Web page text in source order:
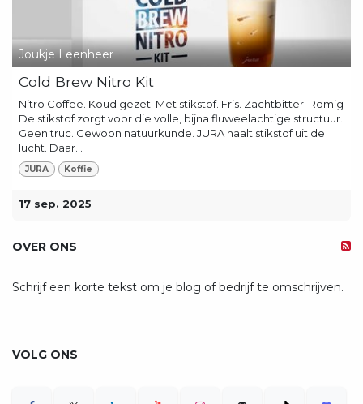
Joukje Leenheer
Cold Brew Nitro Kit
Nitro Coffee. Koud gezet. Met stikstof. Fris. Zachtbitter. Romig
De stikstof zorgt voor die volle, bijna fluweelachtige structuur.
Geen truc. Gewoon natuurkunde. JURA haalt stikstof uit de
lucht. Daar...
JURA Koffie
17 sep. 2025
OVER ONS
Schrijf een korte tekst om je blog of bedrijf te omschrijven.
VOLG ONS